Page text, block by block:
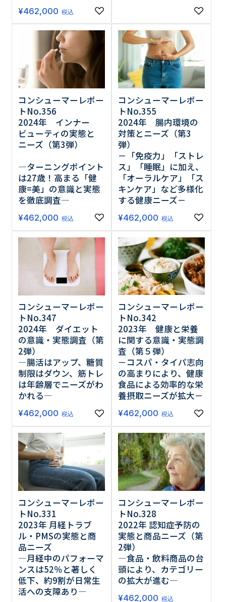
¥462,000 税込
コンシューマーレポー
トNo.356
2024年 インナー
ビューティの実態と
ニーズ（第3弾）
―ターニングポイント
は27歳！高まる「健
康=美」の意識と実態
を徹底調査―
¥462,000 税込
コンシューマーレポー
トNo.355
2024年 腸内環境の
対策とニーズ（第3
弾）
－「免疫力」「ストレ
ス」「睡眠」に加え、
「オーラルケア」「ス
キンケア」など多様化
する健康ニーズ－
¥462,000 税込
コンシューマーレポー
トNo.347
2024年 ダイエット
の意識・実態調査（第
2弾）
―腸活はアップ、糖質
制限はダウン、筋トレ
は年齢層でニーズがわ
かれる―
¥462,000 税込
コンシューマーレポー
トNo.342
2023年 健康と栄養
に関する意識・実態調
査（第５弾）
－コスパ・タイパ志向
の高まりにより、健康
食品による効率的な栄
養摂取ニーズが拡大－
¥462,000 税込
コンシューマーレポー
トNo.331
2023年 月経トラブ
ル・PMSの実態と商
品ニーズ
―月経中のパフォーマ
ンスは52％と著しく
低下、約9割が日常生
活への支障あり―
コンシューマーレポー
トNo.328
2022年 認知症予防の
実態と商品ニーズ（第
2弾）
―食品・飲料商品の台
頭により、カテゴリー
の拡大が進む―
¥462,000 税込